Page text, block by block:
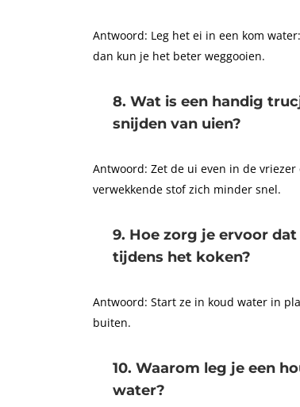
Antwoord: Leg het ei in een kom
dan kun je het beter weggooien.
8. Wat is een handig
snijden van uien?
Antwoord: Zet de ui even in de
verwekkende stof zich minder snel.
9. Hoe zorg je ervoor
tijdens het koken?
Antwoord: Start ze in koud water in
buiten.
10. Waarom leg je een
water?